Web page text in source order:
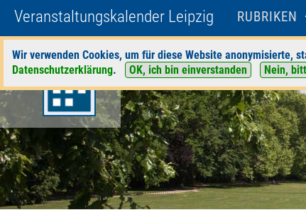
Veranstaltungskalender Leipzig RUBRIKEN
Wir verwenden Cookies, um für diese Website
Datenschutzerklärung. OK, ich bin einverstanden Nein,